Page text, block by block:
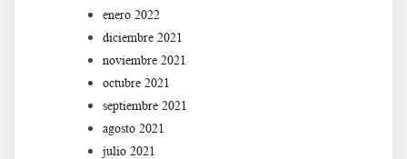
enero 2022
diciembre 2021
noviembre 2021
octubre 2021
septiembre 2021
agosto 2021
julio 2021